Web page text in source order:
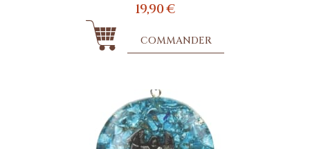
19,90 €
COMMANDER